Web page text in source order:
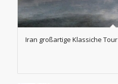
Iran großartige Klassiche Tour